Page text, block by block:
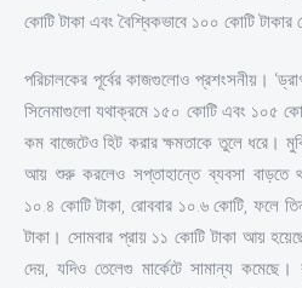
কোটি টাকা এবং বৈশ্বিকভাবে ১০০ কোটি
পরিচালকের পূর্বের কাজগুলোও প্রশংসনীয়।
সিনেমাগুলো যথাক্রমে ১৫০ কোটি এবং ১০৫
কম বাজেটেও হিট করার ক্ষমতাকে তুলে ধরে।
আয় শুরু করলেও সপ্তাহান্তে ব্যবসা বাড়তে
১০.৪ কোটি টাকা, রোববার ১০.৬ কোটি, ফলে
টাকা। সোমবার প্রায় ১১ কোটি টাকা আয়
দেয়, যদিও তেলেগু মার্কেটে সামান্য